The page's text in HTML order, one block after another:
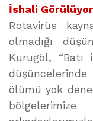
İshali
Rotavirüs
olmadığı
Kurugöl, “Batı
düşüncelerinde
ölümü yok